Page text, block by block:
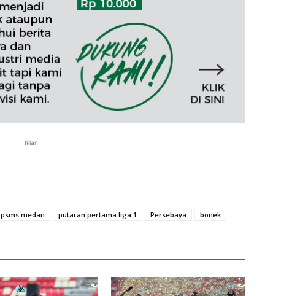
Iklan
psms medan putaran pertama liga 1 Persebaya bonek